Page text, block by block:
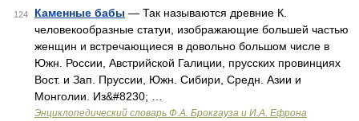
124 Каменные бабы — Так называются древние К.
человекообразные статуи, изображающие большей частью
женщин и встречающиеся в довольно большом числе в
Южн. России, Австрийской Галиции, прусских провинциях
Вост. и Зап. Пруссии, Южн. Сибири, Средн. Азии и
Монголии. Из&#8230; …
Энциклопедический словарь Ф.А. Брокгауза и И.А. Ефрона